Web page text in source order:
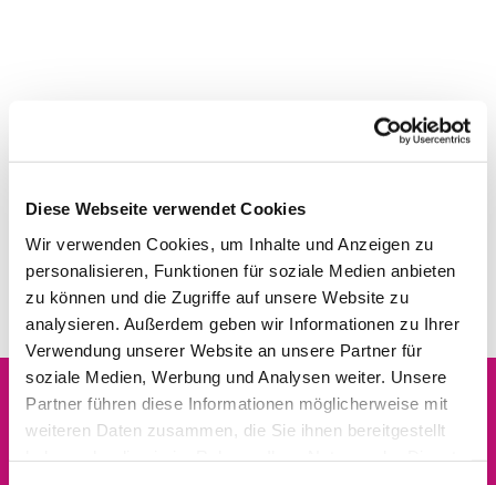
Diese Webseite verwendet Cookies
Wir verwenden Cookies, um Inhalte und Anzeigen zu
personalisieren, Funktionen für soziale Medien anbieten
zu können und die Zugriffe auf unsere Website zu
analysieren. Außerdem geben wir Informationen zu Ihrer
Verwendung unserer Website an unsere Partner für
soziale Medien, Werbung und Analysen weiter. Unsere
Partner führen diese Informationen möglicherweise mit
weiteren Daten zusammen, die Sie ihnen bereitgestellt
Dies könnte Sie auch
interessieren